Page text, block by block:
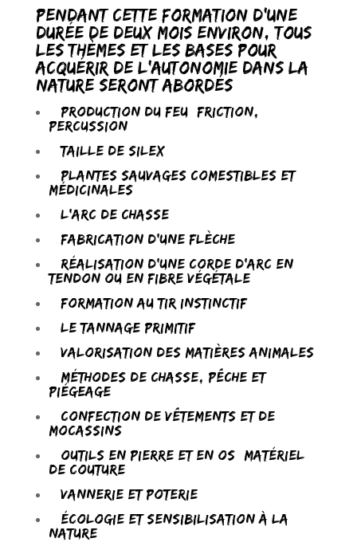
Pendant cette formation d’une
durée de deux mois environ, tous
les thèmes et les bases pour
acquérir de l’autonomie dans la
nature seront abordés:
– Production du feu (friction,
percussion)
– Taille de silex
– Plantes sauvages comestibles et
médicinales
– L’arc de chasse
– Fabrication d’une flèche
– Réalisation d’une corde d’arc en
tendon ou en fibre végétale
– Formation au tir instinctif
– Le tannage primitif
– Valorisation des matières animales
– Méthodes de chasse, pêche et
piégeage
– Confection de vêtements et de
mocassins
– Outils en pierre et en os (matériel
de couture)
– Vannerie et poterie
– Écologie et sensibilisation à la
nature